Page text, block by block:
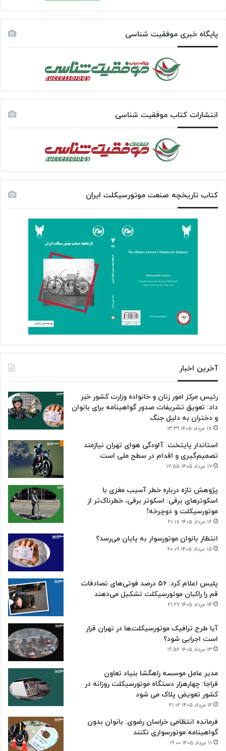
پایگاه خبری موفقیت شناسی
انتشارات کتاب موفقیت شناسی
کتاب تاریخچه صنعت موتورسیکلت ایران
آخرین اخبار
رئیس مرکز امور زنان و خانواده وزارت کشور خبر
داد: تعویق تشریفات صدور گواهینامه برای بانوان
و دختران به دلیل جنگ
۱۸ مرداد ۱۴۰۵ ۱۳:۳۹
استاندار پایتخت: آلودگی هوای تهران نیازمند
تصمیم‌گیری و اقدام در سطح ملی است
۱۷ مرداد ۱۴۰۵ ۱۷:۵۵
پژوهش تازه درباره خطر آسیب مغزی با
اسکوترهای برقی: اسکوتر برقی، خطرناک‌تر از
موتورسیکلت و دوچرخه!
۱۶ مرداد ۱۴۰۵ ۲۱:۱۸
انتظار بانوان موتورسوار به پایان می‌رسد؟
۱۵ مرداد ۱۴۰۵ ۲۰:۰۹
پلیس اعلام کرد: ۵۶ درصد فوتی‌های تصادفات
قم را راکبان موتورسیکلت تشکیل می‌دهند
۱۴ مرداد ۱۴۰۵ ۲۱:۲۷
آیا طرح ترافیک موتورسیکلت‌ها در تهران قرار
است اجرایی شود؟
۱۳ مرداد ۱۴۰۵ ۱۹:۵۶
مدیر عامل موسسه راهگشا بنیاد تعاون
فراجا: چهارهزار دستگاه موتورسیکلت روزانه در
کشور تعویض پلاک می شود
۱۲ مرداد ۱۴۰۵ ۲۱:۰۲
فرمانده انتظامی خراسان رضوی: بانوان بدون
گواهینامه موتورسواری نکنند
۱۱ مرداد ۱۴۰۵ ۱۹:۰۰